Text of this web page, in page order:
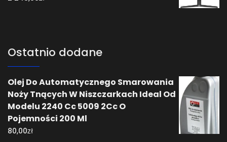
Ostatnio dodane
Olej Do Automatycznego Smarowania
Noży Tnących W Niszczarkach Ideal Od
Modelu 2240 Cc 5009 2Cc O
Pojemności 200 Ml
80,00zł